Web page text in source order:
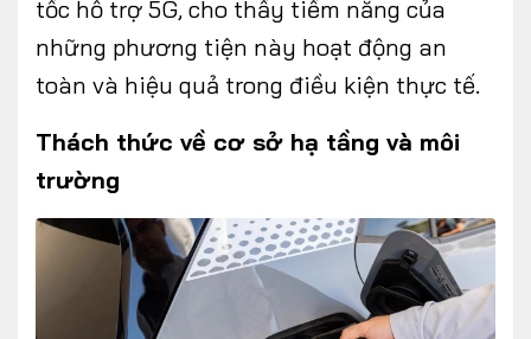
tốc hỗ trợ 5G, cho thấy tiềm năng của
những phương tiện này hoạt động an
toàn và hiệu quả trong điều kiện thực tế.
Thách thức về cơ sở hạ tầng và môi
trường